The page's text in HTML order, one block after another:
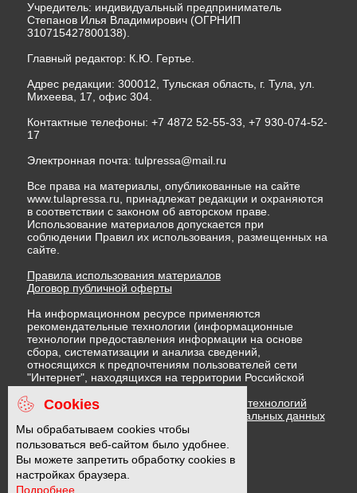
Учредитель: индивидуальный предприниматель
Степанов Илья Владимирович (ОГРНИП
310715427800138).
Главный редактор: К.Ю. Гертье.
Адрес редакции: 300012, Тульская область, г. Тула, ул.
Михеева, 17, офис 304.
Контактные телефоны: +7 4872 52-55-33, +7 930-074-52-
17
Электронная почта: tulpressa@mail.ru
Все права на материалы, опубликованные на сайте
www.tulapressa.ru, принадлежат редакции и охраняются
в соответствии с законом об авторском праве.
Использование материалов допускается при
соблюдении Правил их использования, размещенных на
сайте.
Правила использования материалов
Договор публичной оферты
На информационном ресурсе применяются
рекомендательные технологии (информационные
технологии предоставления информации на основе
сбора, систематизации и анализа сведений,
относящихся к предпочтениям пользователей сети
"Интернет", находящихся на территории Российской
Федерации)
Правила применения рекомендательных технологий
Политика в отношении обработки персональных данных
Политика обработки файлов cookie
16 +
Cookies
Мы обрабатываем cookies чтобы
пользоваться веб-сайтом было удобнее.
Вы можете запретить обработку cookies в
настройках браузера.
Подробнее...